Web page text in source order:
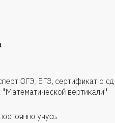
ОГЭ, ЕГЭ, сертификат о
вертикали"
учусь